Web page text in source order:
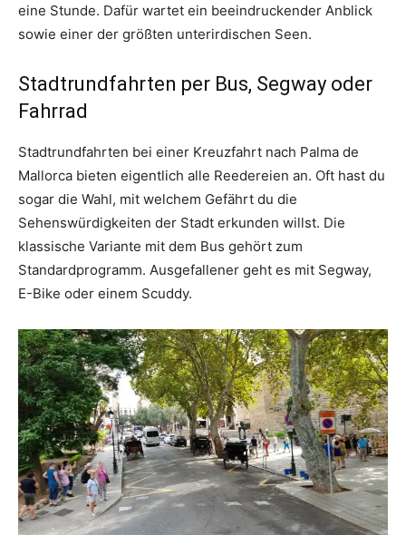
eine Stunde. Dafür wartet ein beeindruckender Anblick
sowie einer der größten unterirdischen Seen.
Stadtrundfahrten per Bus, Segway oder
Fahrrad
Stadtrundfahrten bei einer Kreuzfahrt nach Palma de
Mallorca bieten eigentlich alle Reedereien an. Oft hast du
sogar die Wahl, mit welchem Gefährt du die
Sehenswürdigkeiten der Stadt erkunden willst. Die
klassische Variante mit dem Bus gehört zum
Standardprogramm. Ausgefallener geht es mit Segway,
E-Bike oder einem Scuddy.